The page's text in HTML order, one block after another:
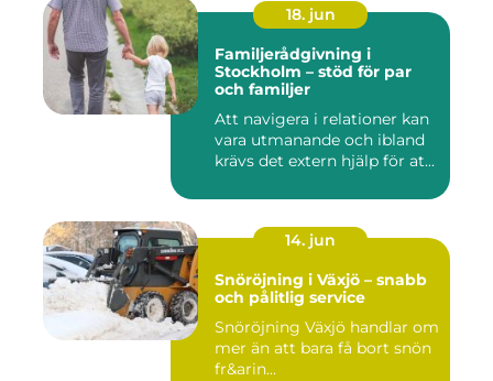
18. jun
Familjerådgivning i
Stockholm – stöd för par
och familjer
Att navigera i relationer kan
vara utmanande och ibland
krävs det extern hjälp för at...
14. jun
Snöröjning i Växjö – snabb
och pålitlig service
Snöröjning Växjö handlar om
mer än att bara få bort snön
fr&arin...